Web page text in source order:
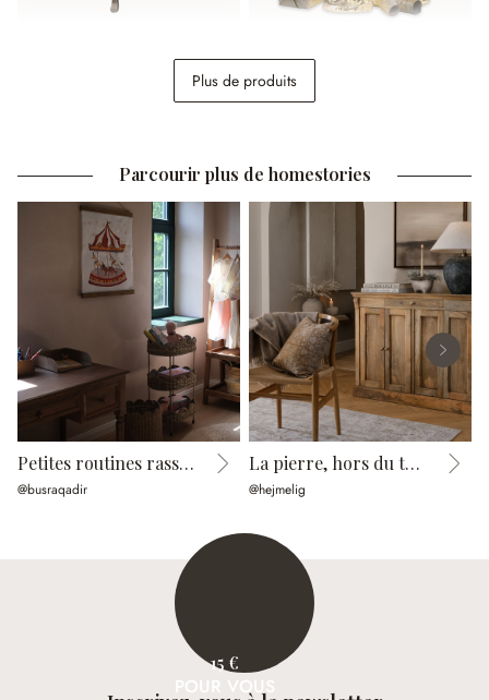
Lot de 2 arbres décoratifs
Glitter
Plus de produits
Parcourir plus de homestories
Petites routines rassurantes
@busraqadir
La pierre, hors du temps
@hejmelig
15 €
POUR VOUS